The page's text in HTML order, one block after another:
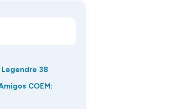
Legendre 38
COEM: